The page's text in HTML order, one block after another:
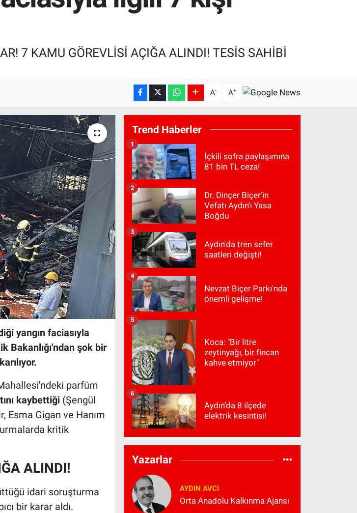
7 KAMU GÖREVLİSİ AÇIĞA ALINDI! TESİS SAHİBİ
A- A+
yangın faciasıyla
Bakanlığı'ndan şok bir
parfüm
kaybettiği(Şengül
Esma Gigan ve Hanım
kritik
ALINDI!
idari soruşturma
bir karar aldı.
Trend Haberler
İçkili sofra paylaşımına
81 bin TL ceza!
1
Dr. Dinçer Biçer’in
Vefatı Aydın’ı Yasa
Boğdu
2
Aydın'da tren sefer
saatleri değişti!
3
Nevzat Biçer Parkı'nda
önemli gelişme!
4
Koca: "Bir litre
zeytinyağı, bir fincan
kahve etmiyor"
5
Aydın’da 8 ilçede
elektrik kesintisi!
6
Yazarlar
AYDIN AVCI
Orta Anadolu Kalkınma Ajansı